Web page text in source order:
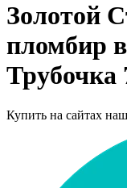
Золотой
пломбир
Трубочка
Купить на сайтах